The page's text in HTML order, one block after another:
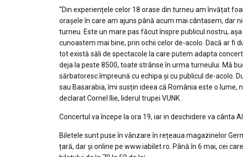
“Din experiențele celor 18 orase din turneu am învățat
orașele în care am ajuns până acum mai cântasem, dar
turneu. Este un mare pas făcut înspre publicul nostru,
cunoastem mai bine, prin ochii celor de-acolo. Dacă ar fi
tot există săli de spectacole la care putem adapta
deja la peste 8500, toate strânse în urma turneului. Mă
sărbatoresc împreună cu echipa și cu publicul de-acolo.
sau Basarabia, îmi susțin ideea că România este o lume,
declarat Cornel Ilie, liderul trupei VUNK.
Concertul va începe la ora 19, iar in deschidere va cânta
Biletele sunt puse în vânzare în rețeaua magazinelor
țară, dar și online pe www.iabilet.ro. Până în 6 mai, cei